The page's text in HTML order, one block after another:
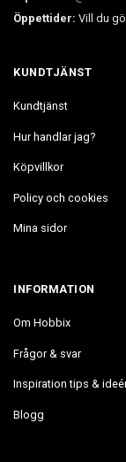
Öppettider: Vill du
KUNDTJÄNST
Kundtjänst
Hur handlar jag?
Köpvillkor
Policy och cookies
Mina sidor
INFORMATION
Om Hobbix
Frågor & svar
Inspiration tips &
Blogg